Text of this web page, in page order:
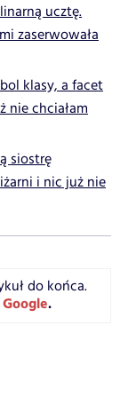
ucztę.
zaserwowała
klasy, a facet
nie chciałam
siostrę
i nic już nie
do końca.
.